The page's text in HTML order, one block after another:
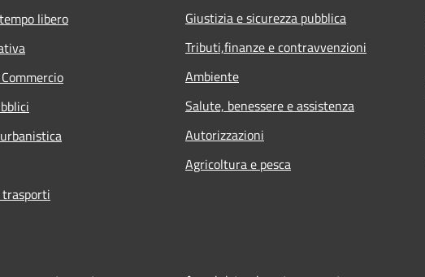
libero
Giustizia e sicurezza pubblica
Tributi,finanze e contravvenzioni
Ambiente
Salute, benessere e assistenza
Autorizzazioni
Agricoltura e pesca